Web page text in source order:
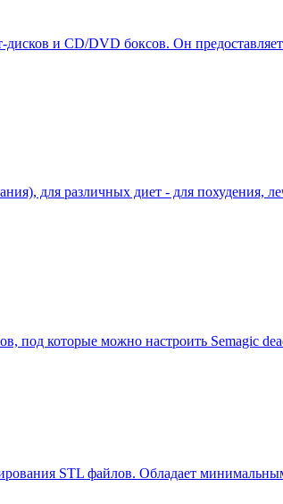
и CD/DVD боксов. Он
для различных диет - для похудения,
под которые можно настроить Semagic
STL файлов. Обладает